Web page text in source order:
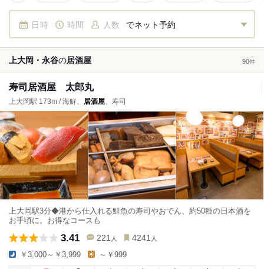
日時 時間 人数 でネット予約
上大岡・永谷の居酒屋 90件
寿司居酒屋 太郎丸
上大岡駅 173m / 海鮮、 居酒屋、寿司
上大岡駅3分◆港から仕入れる鮮魚の寿司やおでん、約50種の日本酒を
お手頃に。お得なコースも
3.41 221 人 4241 人
￥3,000～￥3,999 ～￥999